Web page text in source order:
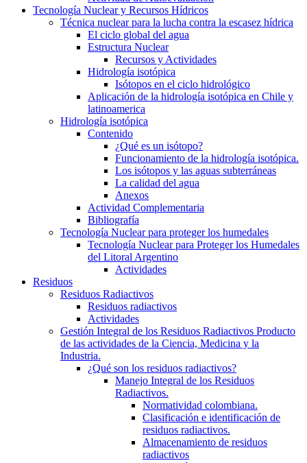
Tecnología Nuclear y Recursos Hídricos
Técnica nuclear para la lucha contra la escasez hídrica
El ciclo global del agua
Estructura Nuclear
Recursos y Actividades
Hidrología isotópica
Isótopos en el ciclo hidrológico
Aplicación de la hidrología isotópica en Chile y
latinoamerica
Hidrología isotópica
Contenido
¿Qué es un isótopo?
Funcionamiento de la hidrología isotópica.
Los isótopos y las aguas subterráneas
La calidad del agua
Anexos
Actividad Complementaria
Bibliografía
Tecnología Nuclear para proteger los humedales
Tecnología Nuclear para Proteger los Humedales
del Litoral Argentino
Actividades
Residuos
Residuos Radiactivos
Residuos radiactivos
Actividades
Gestión Integral de los Residuos Radiactivos Producto
de las actividades de la Ciencia, Medicina y la
Industria.
¿Qué son los residuos radiactivos?
Manejo Integral de los Residuos
Radiactivos.
Normatividad colombiana.
Clasificación e identificación de
residuos radiactivos.
Almacenamiento de residuos
radiactivos